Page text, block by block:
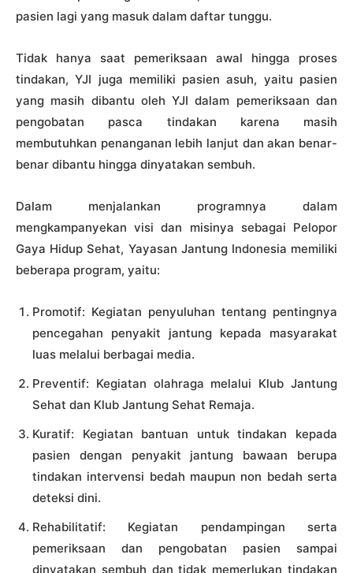
pasien lagi yang masuk dalam daftar tunggu.
Tidak hanya saat pemeriksaan awal hingga proses
tindakan, YJI juga memiliki pasien asuh, yaitu pasien
yang masih dibantu oleh YJI dalam pemeriksaan dan
pengobatan pasca tindakan karena masih
membutuhkan penanganan lebih lanjut dan akan benar-
benar dibantu hingga dinyatakan sembuh.
Dalam menjalankan programnya dalam
mengkampanyekan visi dan misinya sebagai Pelopor
Gaya Hidup Sehat, Yayasan Jantung Indonesia memiliki
beberapa program, yaitu:
Promotif: Kegiatan penyuluhan tentang pentingnya
pencegahan penyakit jantung kepada masyarakat
luas melalui berbagai media.
Preventif: Kegiatan olahraga melalui Klub Jantung
Sehat dan Klub Jantung Sehat Remaja.
Kuratif: Kegiatan bantuan untuk tindakan kepada
pasien dengan penyakit jantung bawaan berupa
tindakan intervensi bedah maupun non bedah serta
deteksi dini.
Rehabilitatif: Kegiatan pendampingan serta
pemeriksaan dan pengobatan pasien sampai
dinyatakan sembuh dan tidak memerlukan tindakan